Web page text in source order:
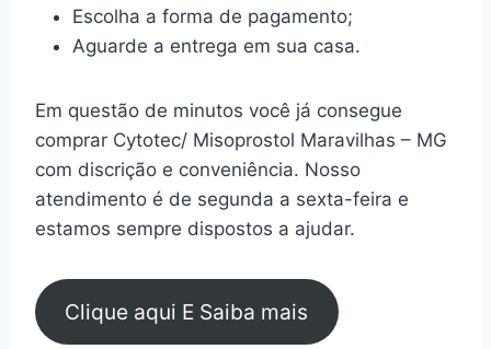
Escolha a forma de pagamento;
Aguarde a entrega em sua casa.
Em questão de minutos você já consegue
comprar Cytotec/ Misoprostol Maravilhas – MG
com discrição e conveniência. Nosso
atendimento é de segunda a sexta-feira e
estamos sempre dispostos a ajudar.
Clique aqui E Saiba mais